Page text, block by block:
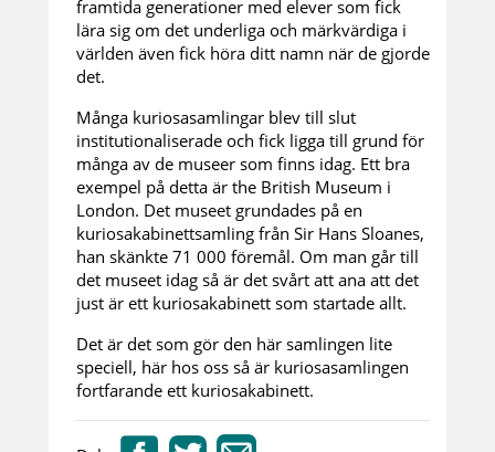
framtida generationer med elever som fick
lära sig om det underliga och märkvärdiga i
världen även fick höra ditt namn när de gjorde
det.
Många kuriosasamlingar blev till slut
institutionaliserade och fick ligga till grund för
många av de museer som finns idag. Ett bra
exempel på detta är the British Museum i
London. Det museet grundades på en
kuriosakabinettsamling från Sir Hans Sloanes,
han skänkte 71 000 föremål. Om man går till
det museet idag så är det svårt att ana att det
just är ett kuriosakabinett som startade allt.
Det är det som gör den här samlingen lite
speciell, här hos oss så är kuriosasamlingen
fortfarande ett kuriosakabinett.